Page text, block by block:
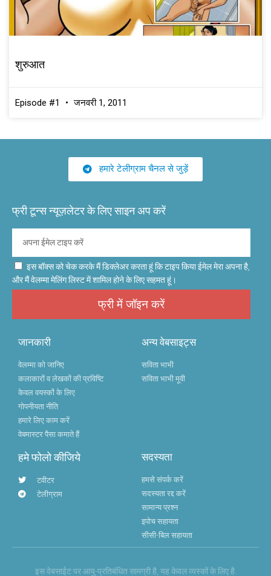
शुरुआत
Episode #1 जनवरी 1, 2011
हमारे टेलीग्राम चैनल से जुड़ें
फ्री टून्स न्यूज़लेटर के लिए साइन अप करें
इस बॉक्स को चेक करके मैं डिक्लेअर करता हूं कि टाइप किया ईमेल मेरा अपना है,
और मैं वेलम्मा मेलिंग लिस्ट में शामिल होने के लिए सहमत हूं।
फ्री में जॉइन करें
जानकारी
वेलम्मा को जानिए
कलाकारों व लेखकों की प्रविष्टि
केवल वयस्कों के लिए
गोपनीयता नीति
हमारे लिए काम करें
वेबमास्टर पैसा कमाते हैं
अन्य वेबसाइट्स
सविता भाभी
सविता भाभी मूवी
हमे फोलो कीजिये
टवीटर
टेलीग्राम
सदस्यता
हमसे संपर्क करें
सदस्यता रद्द करें
सामान्य प्रश्न
इपोच सहायता
सीसी-बिल सहायता
इस वेबसाईट पर आयु-प्रतिबंधित सामग्री है, यह केवल व्यस्कों के लिए है.